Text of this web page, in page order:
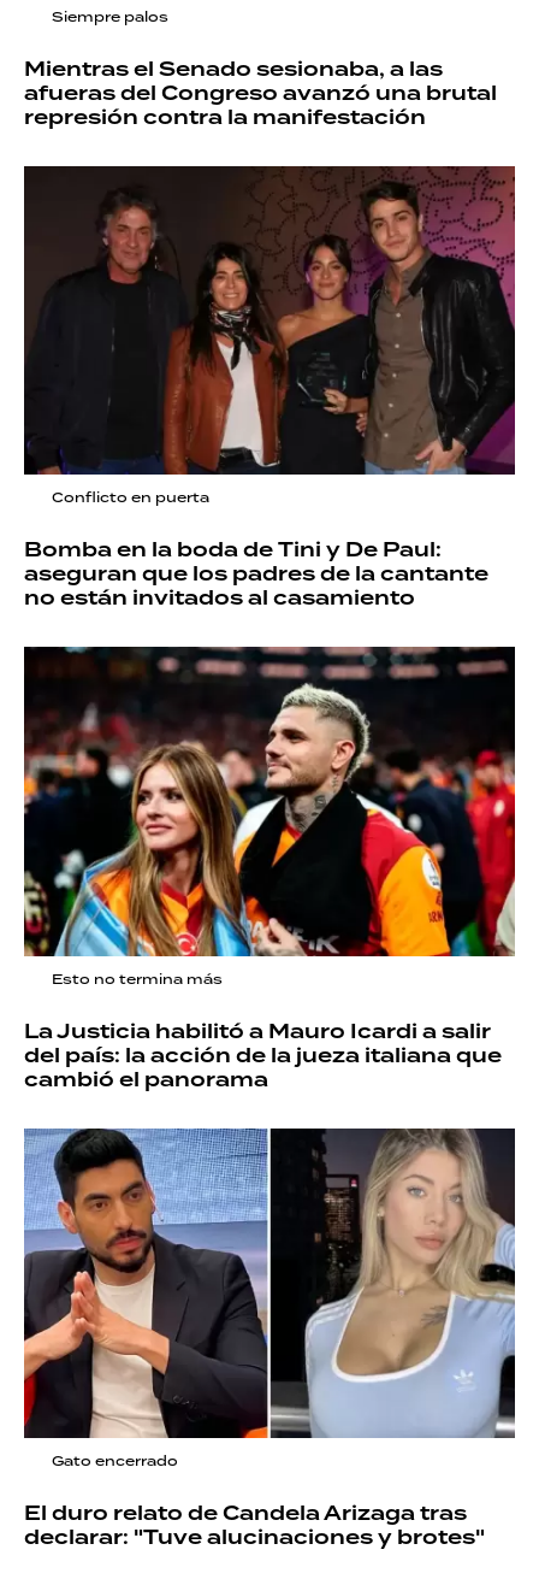
Siempre palos
Mientras el Senado sesionaba, a las
afueras del Congreso avanzó una brutal
represión contra la manifestación
Conflicto en puerta
Bomba en la boda de Tini y De Paul:
aseguran que los padres de la cantante
no están invitados al casamiento
Esto no termina más
La Justicia habilitó a Mauro Icardi a salir
del país: la acción de la jueza italiana que
cambió el panorama
Gato encerrado
El duro relato de Candela Arizaga tras
declarar: "Tuve alucinaciones y brotes"